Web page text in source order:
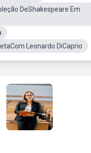
DeShakespeare Em
Leonardo DiCaprio